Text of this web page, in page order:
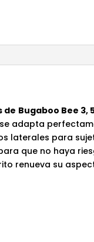
de Bugaboo Bee 3,
adapta
laterales para
que no haya
renueva su